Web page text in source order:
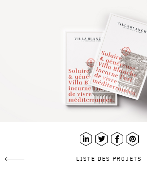
LISTE DES PROJETS